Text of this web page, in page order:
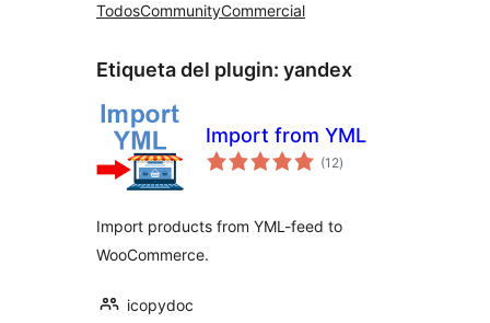
TodosCommunityCommercial
Etiqueta del plugin: yandex
Import from YML
(12total
de
)
Import products from YML-feed to
WooCommerce.
icopydoc